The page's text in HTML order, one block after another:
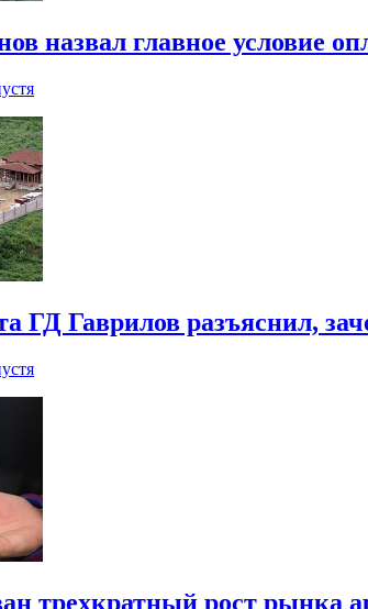
назвал главное условие
ГД Гаврилов разъяснил,
трехкратный рост рынка